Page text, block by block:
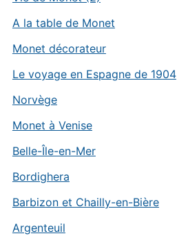
A la table de Monet
Monet décorateur
Le voyage en Espagne de 1904
Norvège
Monet à Venise
Belle-Île-en-Mer
Bordighera
Barbizon et Chailly-en-Bière
Argenteuil